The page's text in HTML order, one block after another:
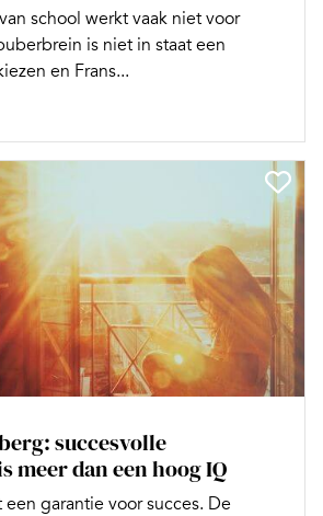
school werkt vaak niet voor
is niet in staat een
en Frans...
succesvolle
meer dan een hoog IQ
garantie voor succes. De